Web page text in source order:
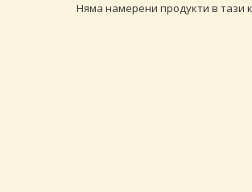
Няма намерени продукти в тази